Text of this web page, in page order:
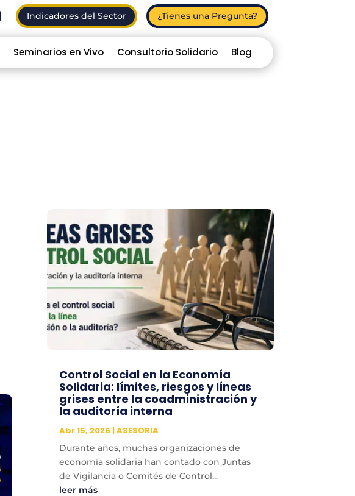
Indicadores del Sector ¿Tienes una Pregunta?
Seminarios en Vivo Consultorio Solidario Blog
Control Social en la Economía
Solidaria: límites, riesgos y líneas
grises entre la coadministración y
la auditoría interna
Abr 15, 2026 |ASESORIA
Durante años, muchas organizaciones de
economía solidaria han contado con Juntas
de Vigilancia o Comités de Control...
leer más